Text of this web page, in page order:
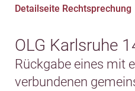
Detailseite Rechtsprechung
OLG Karlsruhe
Rückgabe eines mit
verbundenen